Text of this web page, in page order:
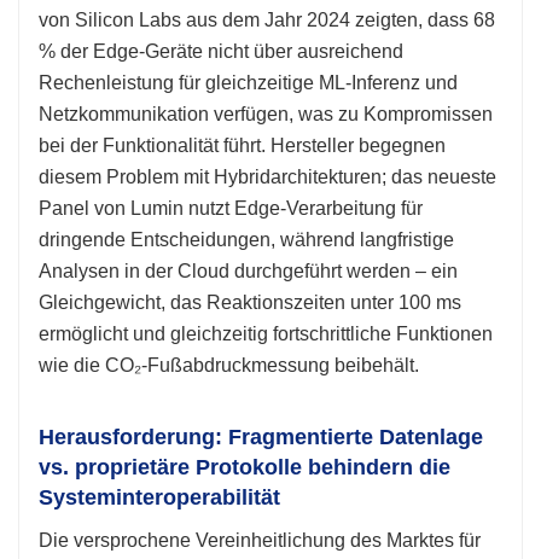
von Silicon Labs aus dem Jahr 2024 zeigten, dass 68
% der Edge-Geräte nicht über ausreichend
Rechenleistung für gleichzeitige ML-Inferenz und
Netzkommunikation verfügen, was zu Kompromissen
bei der Funktionalität führt. Hersteller begegnen
diesem Problem mit Hybridarchitekturen; das neueste
Panel von Lumin nutzt Edge-Verarbeitung für
dringende Entscheidungen, während langfristige
Analysen in der Cloud durchgeführt werden – ein
Gleichgewicht, das Reaktionszeiten unter 100 ms
ermöglicht und gleichzeitig fortschrittliche Funktionen
wie die CO₂-Fußabdruckmessung beibehält.
Herausforderung: Fragmentierte Datenlage
vs. proprietäre Protokolle behindern die
Systeminteroperabilität
Die versprochene Vereinheitlichung des Marktes für